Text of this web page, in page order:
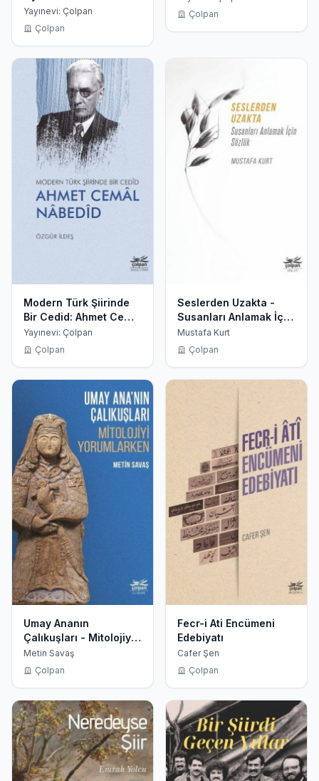
Yayınevi: Çolpan
Çolpan
Çolpan
Modern Türk Şiirinde
Bir Cedid: Ahmet Cemal
Nabedid
Yayınevi: Çolpan
Çolpan
Seslerden Uzakta -
Susanları Anlamak İçin
Sözlük
Mustafa Kurt
Çolpan
Umay Ananın
Çalıkuşları - Mitolojiyi
Yorumlarken
Metin Savaş
Çolpan
Fecr-i Ati Encümeni
Edebiyatı
Cafer Şen
Çolpan